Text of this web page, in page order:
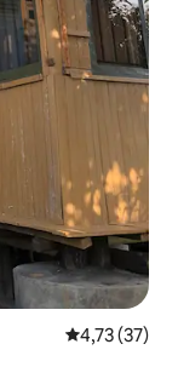
Nilai rata-
4,73 (37)